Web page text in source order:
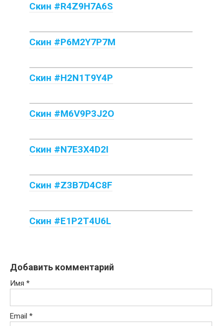
Скин #R4Z9H7A6S
Скин #P6M2Y7P7M
Скин #H2N1T9Y4P
Скин #M6V9P3J2O
Скин #N7E3X4D2I
Скин #Z3B7D4C8F
Скин #E1P2T4U6L
Добавить комментарий
Имя *
Email *